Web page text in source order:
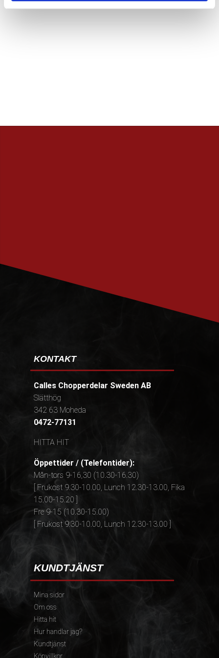
KONTAKT
Calles Chopperdelar Sweden AB
Slätthög
342 63 Moheda
0472-77131
HITTA HIT
Öppettider / (Telefontider):
Mån-tors 9-16,30 (10.30-16.30)
[ Frukost 9.30-10.00, Lunch 12.30-13.00, Fika
15.00-15.20 ]
Fre 9-15 (10.30-15.00)
[ Frukost 9.30-10.00, Lunch 12.30-13.00 ]
KUNDTJÄNST
Mina sidor
Om oss
Hitta hit
Hur handlar jag?
Kundtjänst